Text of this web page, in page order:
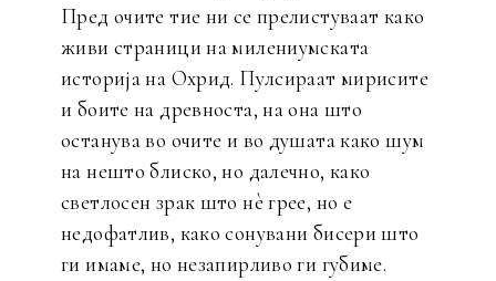
Пред очите тие ни се прелистуваат како
живи страници на милениумската
историја на Охрид. Пулсираат мирисите
и боите на древноста, на она што
останува во очите и во душата како шум
на нешто блиско, но далечно, како
светлосен зрак што нè грее, но е
недофатлив, како сонувани бисери што
ги имаме, но незапирливо ги губиме.